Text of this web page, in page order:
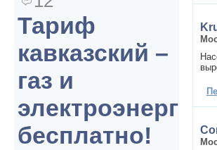
Тариф
кавказский –
газ и
электроэнергия
бесплатно!